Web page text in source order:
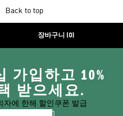
Back to top
장바구니 (0)
가입하고 10%
받으세요.
자에 한해 할인쿠폰 발급